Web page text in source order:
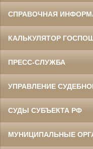
СПРАВОЧНАЯ
КАЛЬКУЛЯТОР
ПРЕСС-СЛУЖБА
УПРАВЛЕНИЕ
СУДЫ СУБЪЕКТА РФ
МУНИЦИПАЛЬНЫЕ